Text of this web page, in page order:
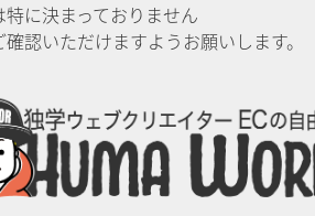
に決まっておりません
認いただけますようお願いします。